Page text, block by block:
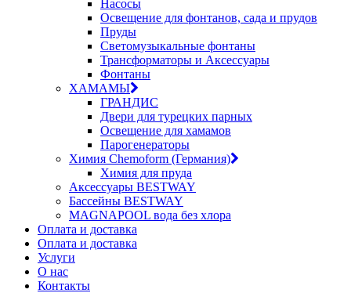
Насосы
Освещение для фонтанов, сада и прудов
Пруды
Светомузыкальные фонтаны
Трансформаторы и Аксессуары
Фонтаны
ХАМАМЫ
ГРАНДИС
Двери для турецких парных
Освещение для хамамов
Парогенераторы
Химия Chemoform (Германия)
Химия для пруда
Аксессуары BESTWAY
Бассейны BESTWAY
MAGNAPOOL вода без хлора
Оплата и доставка
Оплата и доставка
Услуги
О нас
Контакты